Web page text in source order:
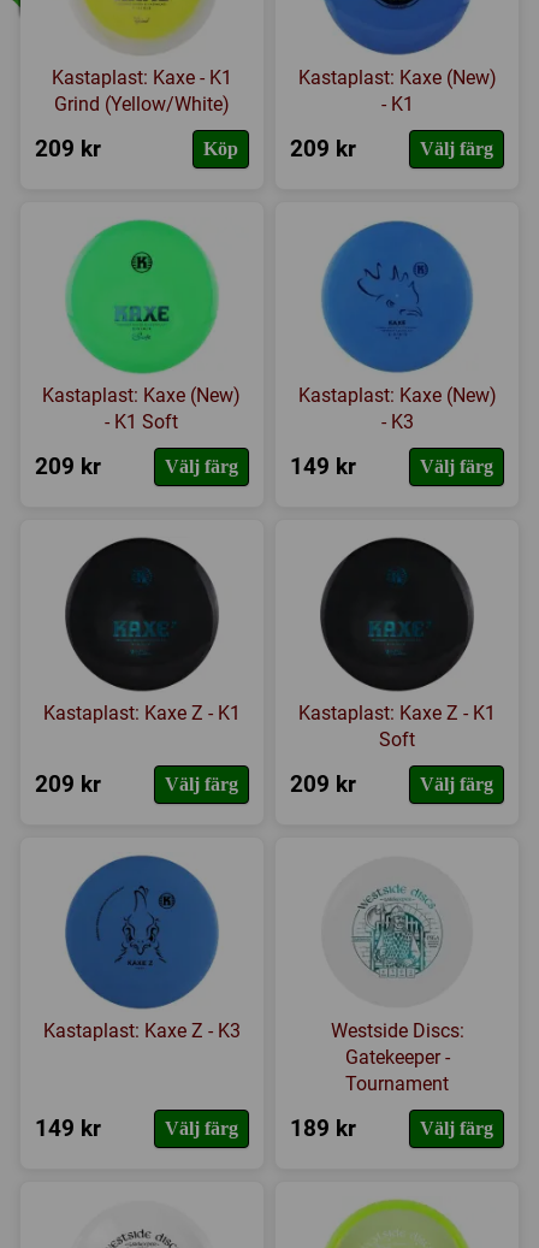
Kastaplast: Kaxe - K1
Grind (Yellow/White)
209 kr Köp
Kastaplast: Kaxe (New)
- K1
209 kr Välj färg
Kastaplast: Kaxe (New)
- K1 Soft
209 kr Välj färg
Kastaplast: Kaxe (New)
- K3
149 kr Välj färg
Kastaplast: Kaxe Z - K1
209 kr Välj färg
Kastaplast: Kaxe Z - K1
Soft
209 kr Välj färg
Kastaplast: Kaxe Z - K3
149 kr Välj färg
Westside Discs:
Gatekeeper -
Tournament
189 kr Välj färg